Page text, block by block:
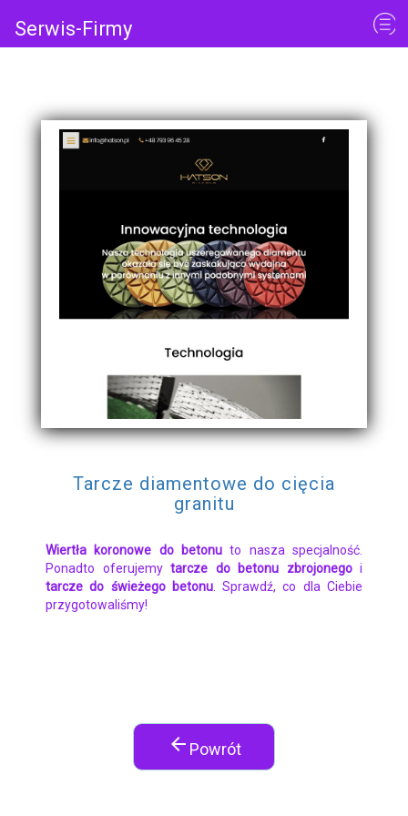
Serwis-Firmy
Tarcze diamentowe do cięcia
granitu
Wiertła koronowe do betonu to nasza specjalność.
Ponadto oferujemy tarcze do betonu zbrojonegoi
tarcze do świeżego betonu. Sprawdź, co dla Ciebie
przygotowaliśmy!
arrow_back Powrót